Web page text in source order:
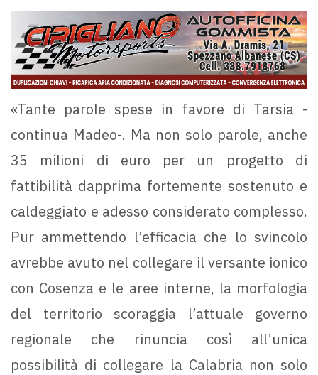
«Tante parole spese in favore di Tarsia -
continua Madeo-. Ma non solo parole, anche
35 milioni di euro per un progetto di
fattibilità dapprima fortemente sostenuto e
caldeggiato e adesso considerato complesso.
Pur ammettendo l’efficacia che lo svincolo
avrebbe avuto nel collegare il versante ionico
con Cosenza e le aree interne, la morfologia
del territorio scoraggia l’attuale governo
regionale che rinuncia così all’unica
possibilità di collegare la Calabria non solo